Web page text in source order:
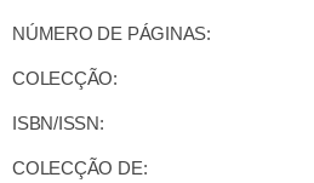
NÚMERO DE PÁGINAS:
COLECÇÃO:
ISBN/ISSN:
COLECÇÃO DE: